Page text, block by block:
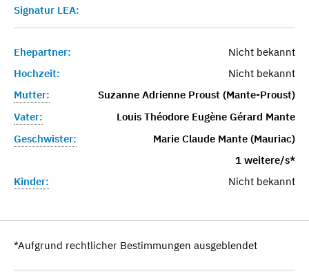
Signatur LEA:
Ehepartner:
Nicht bekannt
Hochzeit:
Nicht bekannt
Mutter:
Suzanne Adrienne Proust (Mante-Proust)
Vater:
Louis Théodore Eugène Gérard Mante
Geschwister:
Marie Claude Mante (Mauriac)
1 weitere/s*
Kinder:
Nicht bekannt
*Aufgrund rechtlicher Bestimmungen ausgeblendet